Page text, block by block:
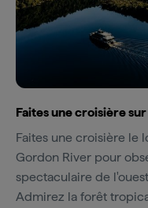
Faites une croisière
Faites une croisière le
Gordon River pour
spectaculaire de
Admirez la forêt